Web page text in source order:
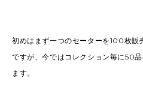
初めはまず一つのセーターを100枚販
ですが、今ではコレクション毎に50
ます。